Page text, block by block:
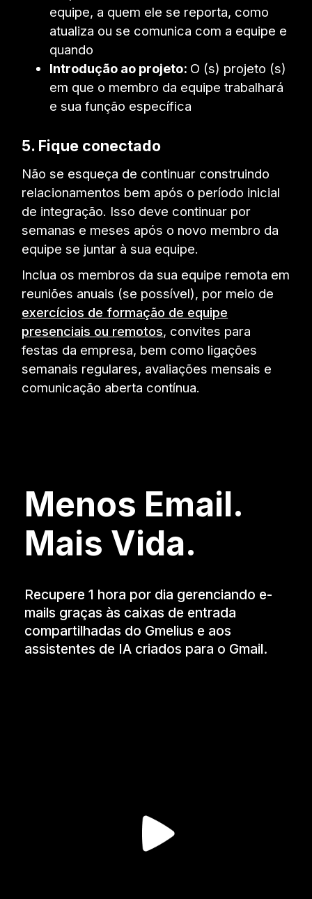
equipe, a quem ele se reporta, como
atualiza ou se comunica com a equipe e
quando
Introdução ao projeto: O (s) projeto (s)
em que o membro da equipe trabalhará
e sua função específica
5. Fique conectado
Não se esqueça de continuar construindo
relacionamentos bem após o período inicial
de integração. Isso deve continuar por
semanas e meses após o novo membro da
equipe se juntar à sua equipe.
Inclua os membros da sua equipe remota em
reuniões anuais (se possível), por meio de
exercícios de formação de equipe
presenciais ou remotos, convites para
festas da empresa, bem como ligações
semanais regulares, avaliações mensais e
comunicação aberta contínua.
Menos Email.
Mais Vida.
Recupere 1 hora por dia gerenciando e-
mails graças às caixas de entrada
compartilhadas do Gmelius e aos
assistentes de IA criados para o Gmail.